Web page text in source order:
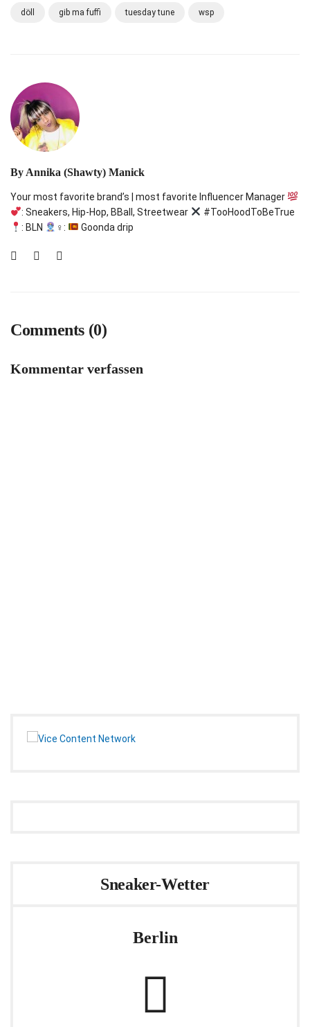
döll gib ma fuffi tuesday tune wsp
By Annika (Shawty) Manick
Your most favorite brand’s | most favorite Influencer Manager
: Sneakers, Hip-Hop, BBall, Streetwear
#TooHoodToBeTrue
: BLN
‍♀: Goonda drip
Comments (0)
Kommentar verfassen
Sneaker-Wetter
Berlin